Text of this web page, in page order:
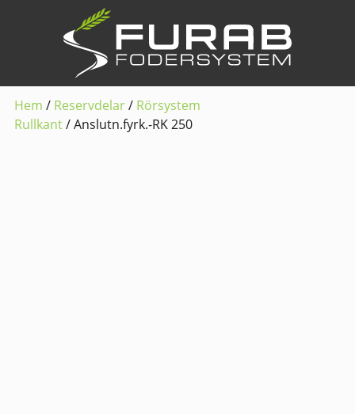
Hem / Reservdelar/ Rörsystem
Rullkant/ Anslutn.fyrk.-RK 250